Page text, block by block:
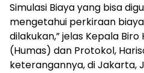
Simulasi Biaya yang bisa
mengetahui perkiraan
dilakukan,” jelas Kepala
(Humas) dan Protokol,
keterangannya, di Jakarta,